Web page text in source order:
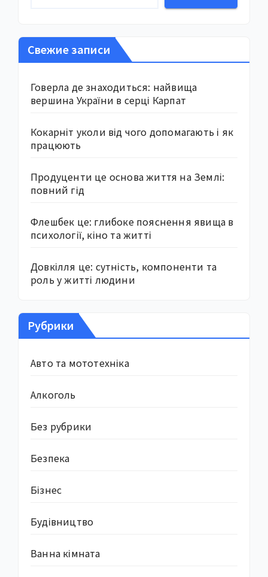
Свежие записи
Говерла де знаходиться: найвища
вершина України в серці Карпат
Кокарніт уколи від чого допомагають і як
працюють
Продуценти це основа життя на Землі:
повний гід
Флешбек це: глибоке пояснення явища в
психології, кіно та житті
Довкілля це: сутність, компоненти та
роль у житті людини
Рубрики
Авто та мототехніка
Алкоголь
Без рубрики
Безпека
Бізнес
Будівництво
Ванна кімната